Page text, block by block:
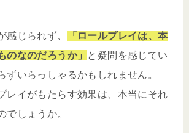
感じられず、
「ロールプレイは、本
のなのだろうか」 と疑問を感じてい
ずいらっしゃるかもしれません。
レイがもたらす効果は、本当にそれ
でしょうか。